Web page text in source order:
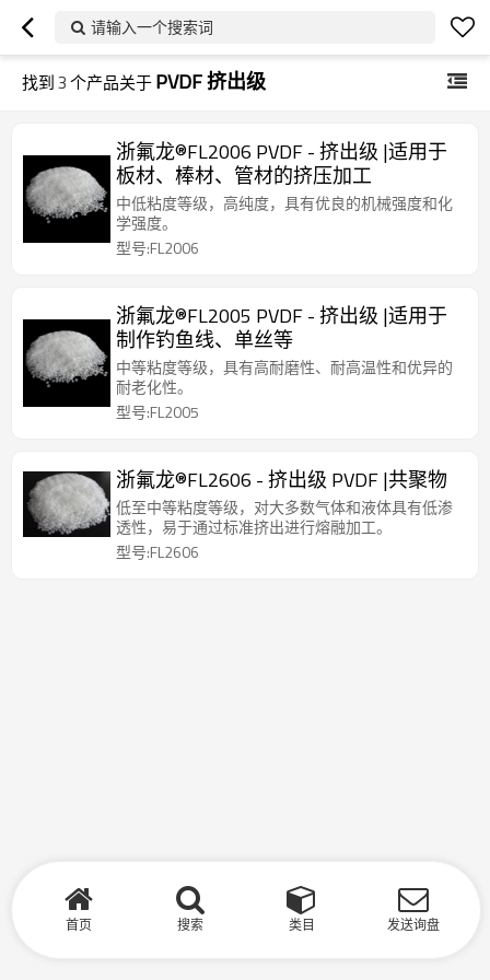
请输入一个搜索词
找到3个产品关于PVDF 挤出级
浙氟龙®FL2006 PVDF - 挤出级 |适用于
板材、棒材、管材的挤压加工
中低粘度等级，高纯度，具有优良的机械强度和化
学强度。
型号:FL2006
浙氟龙®FL2005 PVDF - 挤出级 |适用于
制作钓鱼线、单丝等
中等粘度等级，具有高耐磨性、耐高温性和优异的
耐老化性。
型号:FL2005
浙氟龙®FL2606 - 挤出级 PVDF |共聚物
低至中等粘度等级，对大多数气体和液体具有低渗
透性，易于通过标准挤出进行熔融加工。
型号:FL2606
首页 搜索 类目 发送询盘